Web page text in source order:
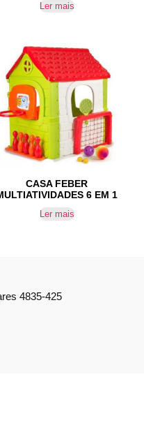
Ler mais
CASA FEBER
6 EM 1
Ler mais
4835-425